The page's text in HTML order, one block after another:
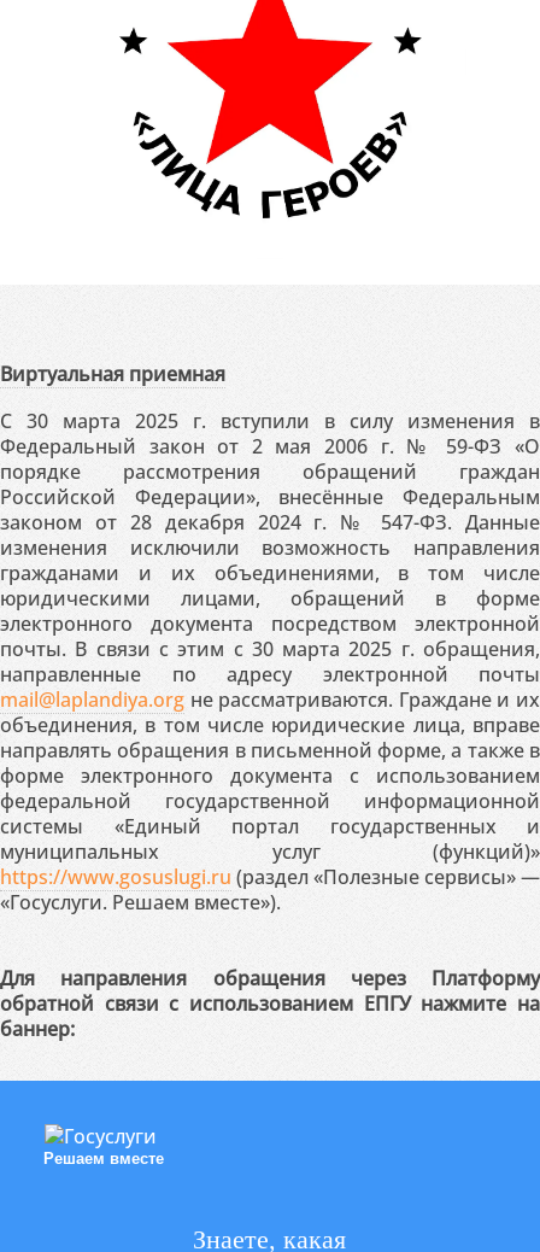
Виртуальная приемная
С 30 марта 2025 г. вступили в силу изменения в
Федеральный закон от 2 мая 2006 г. № 59-ФЗ «О
порядке рассмотрения обращений граждан
Российской Федерации», внесённые Федеральным
законом от 28 декабря 2024 г. № 547-ФЗ. Данные
изменения исключили возможность направления
гражданами и их объединениями, в том числе
юридическими лицами, обращений в форме
электронного документа посредством электронной
почты. В связи с этим с 30 марта 2025 г. обращения,
направленные по адресу электронной почты
mail@laplandiya.org не рассматриваются. Граждане и их
объединения, в том числе юридические лица, вправе
направлять обращения в письменной форме, а также в
форме электронного документа с использованием
федеральной государственной информационной
системы «Единый портал государственных и
муниципальных услуг (функций)»
https://www.gosuslugi.ru (раздел «Полезные сервисы» —
«Госуслуги. Решаем вместе»).
Для направления обращения через Платформу
обратной связи с использованием ЕПГУ нажмите на
баннер:
Решаем вместе
Знаете, какая